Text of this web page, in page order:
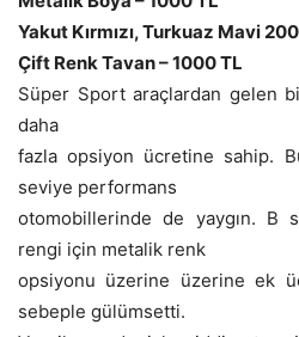
Yakut Kırmızı, Turkuaz Mavi
Çift Renk Tavan – 1000 TL
Süper Sport araçlardan gelen
daha
fazla opsiyon ücretine sahip.
seviye performans
otomobillerinde de yaygın. B
rengi için metalik renk
opsiyonu üzerine üzerine ek
sebeple gülümsetti.